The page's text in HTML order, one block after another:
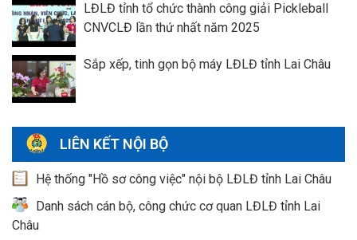
LĐLĐ tỉnh tổ chức thành công giải Pickleball
CNVCLĐ lần thứ nhất năm 2025
Sắp xếp, tinh gọn bộ máy LĐLĐ tỉnh Lai Châu
LIÊN KẾT NỘI BỘ
Hệ thống "Hồ sơ công việc" nội bộ LĐLĐ tỉnh Lai Châu
Danh sách cán bộ, công chức cơ quan LĐLĐ tỉnh Lai
Châu